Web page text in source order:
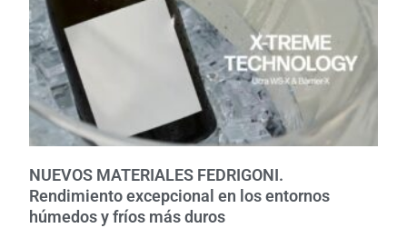
NUEVOS MATERIALES FEDRIGONI.
Rendimiento excepcional en los entornos
húmedos y fríos más duros